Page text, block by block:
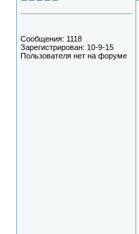
Сообщения: 1118
Зарегистрирован: 10-9-15
Пользователя нет на форуме